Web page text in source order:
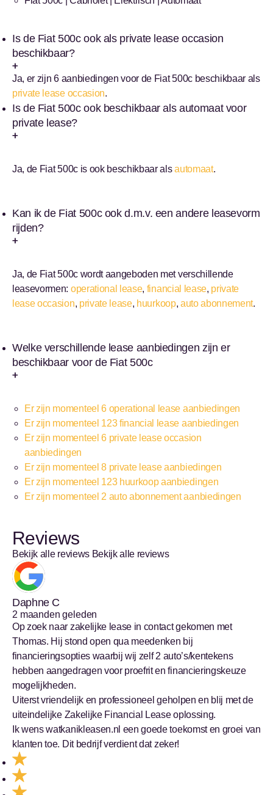
Is de Fiat 500c ook als private lease occasion
beschikbaar?
Ja, er zijn 6 aanbiedingen voor de Fiat 500c beschikbaar als
private lease occasion.
Is de Fiat 500c ook beschikbaar als automaat voor
private lease?
Ja, de Fiat 500c is ook beschikbaar alsautomaat.
Kan ik de Fiat 500c ook d.m.v. een andere leasevorm
rijden?
Ja, de Fiat 500c wordt aangeboden met verschillende
leasevormen: operational lease, financial lease, private
lease occasion, private lease, huurkoop, auto abonnement.
Welke verschillende lease aanbiedingen zijn er
beschikbaar voor de Fiat 500c
Er zijn momenteel 6 operational lease aanbiedingen
Er zijn momenteel 123 financial lease aanbiedingen
Er zijn momenteel 6 private lease occasion
aanbiedingen
Er zijn momenteel 8 private lease aanbiedingen
Er zijn momenteel 123 huurkoop aanbiedingen
Er zijn momenteel 2 auto abonnement aanbiedingen
Reviews
Bekijk alle reviews Bekijk alle reviews
Daphne C
2 maanden geleden
Op zoek naar zakelijke lease in contact gekomen met
Thomas. Hij stond open qua meedenken bij
financieringsopties waarbij wij zelf 2 auto’s/kentekens
hebben aangedragen voor proefrit en financieringskeuze
mogelijkheden.
Uiterst vriendelijk en professioneel geholpen en blij met de
uiteindelijke Zakelijke Financial Lease oplossing.
Ik wens watkanikleasen.nl een goede toekomst en groei van
klanten toe. Dit bedrijf verdient dat zeker!